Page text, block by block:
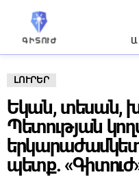
ԼՈՒՐԵՐ
Եկան, տեսան,
Պետության
երկարաժամկետ
պետք.